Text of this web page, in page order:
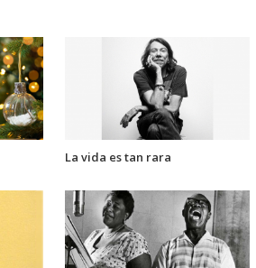
La vida es tan rara